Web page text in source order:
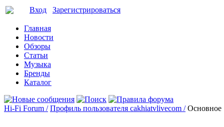
Вход Зарегистрироваться
Главная
Новости
Обзоры
Статьи
Музыка
Бренды
Каталог
Hi-Fi Forum / Профиль пользователя cakhiatvlivecom / Основное